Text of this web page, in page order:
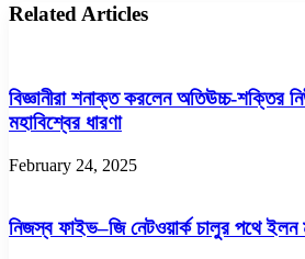
Related Articles
বিজ্ঞানীরা শনাক্ত করলেন অতিঊচ্চ-শক্তির
মহাবিশ্বের ধারণা
February 24, 2025
নিজস্ব ফাইভ–জি নেটওয়ার্ক চালুর পথে ইলন